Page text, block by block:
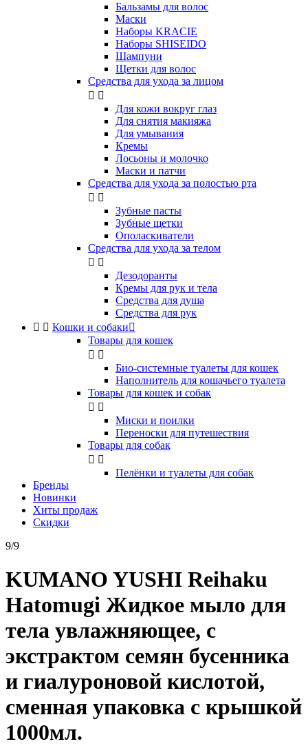
Бальзамы для волос
Маски
Наборы KRACIE
Наборы SHISEIDO
Шампуни
Щетки для волос
Средства для ухода за лицом
 
Для кожи вокруг глаз
Для снятия макияжа
Для умывания
Кремы
Лосьоны и молочко
Маски и патчи
Средства для ухода за полостью рта
 
Зубные пасты
Зубные щетки
Ополаскиватели
Средства для ухода за телом
 
Дезодоранты
Кремы для рук и тела
Средства для душа
Средства для рук
  Кошки и собаки
Товары для кошек
 
Био-системные туалеты для кошек
Наполнитель для кошачьего туалета
Товары для кошек и собак
 
Миски и поилки
Переноски для путешествия
Товары для собак
 
Пелёнки и туалеты для собак
Бренды
Новинки
Хиты продаж
Скидки
9/9
KUMANO YUSHI Reihaku
Hatomugi Жидкое мыло для
тела увлажняющее, с
экстрактом семян бусенника
и гиалуроновой кислотой,
сменная упаковка с крышкой
1000мл.